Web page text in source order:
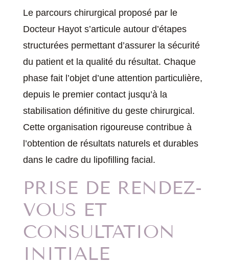
Le parcours chirurgical proposé par le
Docteur Hayot s’articule autour d’étapes
structurées permettant d’assurer la sécurité
du patient et la qualité du résultat. Chaque
phase fait l’objet d’une attention particulière,
depuis le premier contact jusqu’à la
stabilisation définitive du geste chirurgical.
Cette organisation rigoureuse contribue à
l’obtention de résultats naturels et durables
dans le cadre du lipofilling facial.
PRISE DE RENDEZ-
VOUS ET
CONSULTATION
INITIALE